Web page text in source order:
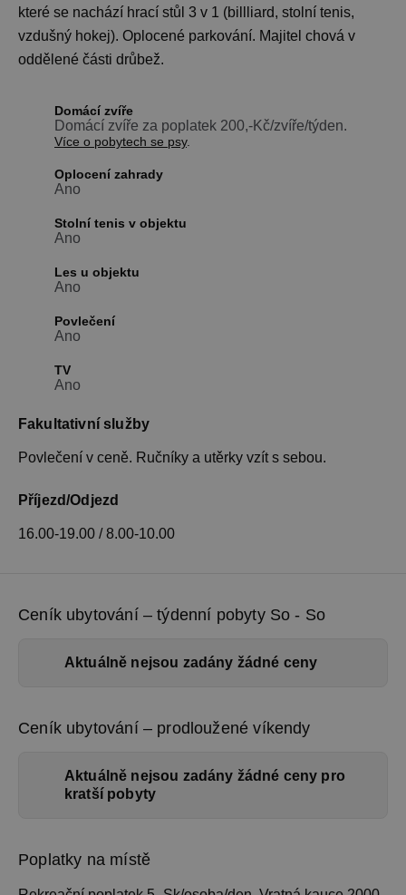
které se nachází hrací stůl 3 v 1 (billliard, stolní tenis,
vzdušný hokej). Oplocené parkování. Majitel chová v
oddělené části drůbež.
Domácí zvíře
Domácí zvíře za poplatek 200,-Kč/zvíře/týden.
Více o pobytech se psy.
Oplocení zahrady
Ano
Stolní tenis v objektu
Ano
Les u objektu
Ano
Povlečení
Ano
TV
Ano
Fakultativní služby
Povlečení v ceně. Ručníky a utěrky vzít s sebou.
Příjezd/Odjezd
16.00-19.00 / 8.00-10.00
Ceník ubytování – týdenní pobyty So - So
Aktuálně nejsou zadány žádné ceny
Ceník ubytování – prodloužené víkendy
Aktuálně nejsou zadány žádné ceny pro
kratší pobyty
Poplatky na místě